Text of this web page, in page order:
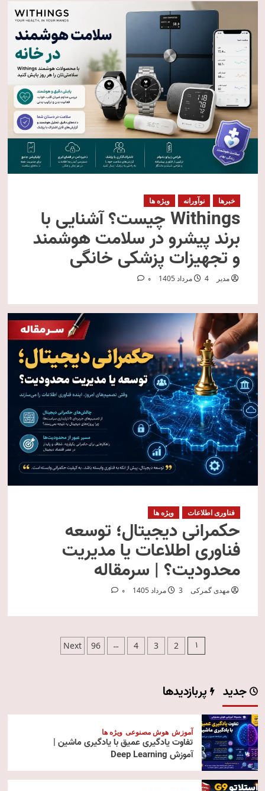
خبرها نوآورانه ویژه ها
Withings چیست؟ آشنایی با
برند پیشرو در سلامت هوشمند
و تجهیزات پزشکی خانگی
مدیر 4 مرداد 1405 0
فناوری اطلاعات ویژه ها
حکمرانی دیجیتال؛ توسعه
فناوری اطلاعات یا مدیریت
محدودیت؟ | سرمقاله
مهدی گمرکی 3 مرداد 1405 0
صفحه‌بندی
1
2
3
4
…
96
Next
جدید پربازدیدها
آموزش هوش مصنوعی ویژه ها
تفاوت یادگیری عمیق با یادگیری ماشین |
آموزش Deep Learning